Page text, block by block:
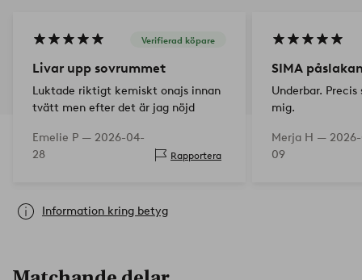
Verifierad köpare
Livar upp sovrummet
Luktade riktigt kemiskt onajs innan
tvätt men efter det är jag nöjd
Emelie P — 2026-04-
28
Rapportera
SIMA
Underbar.
mig.
Merja H —
09
Information kring betyg